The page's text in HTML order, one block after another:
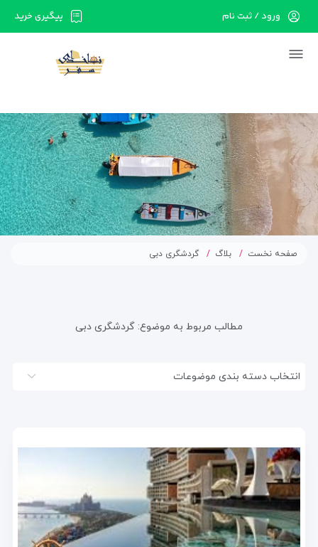
در حال حاضر ارتباط با سرور قطع می باشد لطفا
پیگیری خرید ورود / ثبت نام
صفحه نخست بلاگ گردشگری دبی
مطالب مربوط به موضوع: گردشگری دبی
انتخاب دسته بندی موضوعات